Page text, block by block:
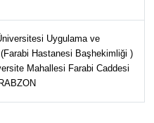
Uygulama ve
Hastanesi Başhekimliği )
Mahallesi Farabi Caddesi